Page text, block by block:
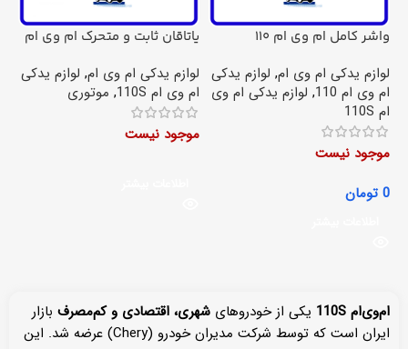
واشر کامل ام وی ام 110
لوازم یدکی ام وی ام, لوازم یدکی
ام وی ام 110
, لوازم یدکی ام وی
ام 110S
موجود نیست
0 تومان
یاتاقان ثابت و متحرک ام وی ام
لوازم یدکی ام وی ام, لوازم یدکی
ام وی ام 110S
, موتوری
موجود نیست
ام‌وی‌ام 110 S یکی از خودروهای شهری، اقتصادی و کم‌مصرف بازار
ایران است که توسط شرکت مدیران خودرو (Chery) عرضه شد. این